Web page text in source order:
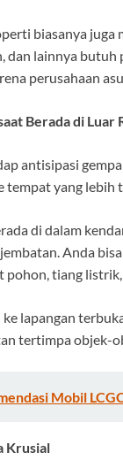
biasanya juga
dan lainnya butuh
perusahaan
Berada di Luar
antisipasi
tempat yang
di dalam
Anda
tiang
lapangan
tertimpa objek-
Mobil
Krusial